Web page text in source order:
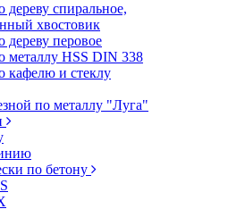
дереву спиральное,
хвостовик
дереву перовое
металлу HSS DIN 338
кафелю и стеклу
по металлу "Луга"
по бетону